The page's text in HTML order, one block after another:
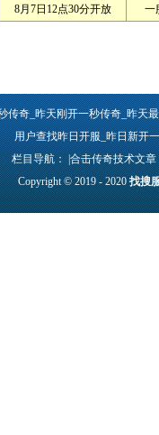
8月7日12点30分开放 一
传奇_昨天刚开一秒传奇_昨
用户查找昨日开服_昨日新开
栏目导航： |合击传奇技术文章
Copyright © 2019 - 2020找搜